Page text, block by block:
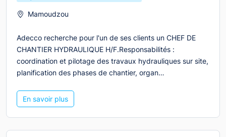
Mamoudzou
Adecco recherche pour l'un de ses clients un CHEF DE
CHANTIER HYDRAULIQUE H/F.Responsabilités :
coordination et pilotage des travaux hydrauliques sur site,
planification des phases de chantier, organ…
En savoir plus